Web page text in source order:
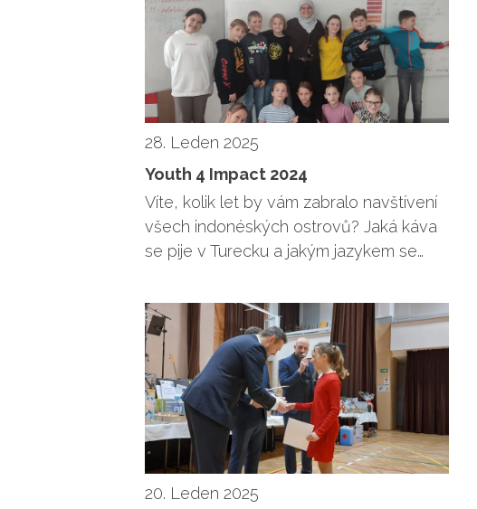
28. Leden 2025
Youth 4 Impact 2024
Víte, kolik let by vám zabralo navštívení
všech indonéských ostrovů? Jaká káva
se pije v Turecku a jakým jazykem se…
20. Leden 2025